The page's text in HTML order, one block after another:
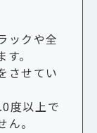
ックや全
。
させてい
度以上で
。